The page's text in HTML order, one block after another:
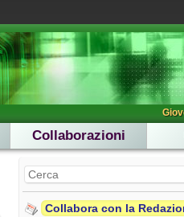
Collaborazioni
Collabora con la